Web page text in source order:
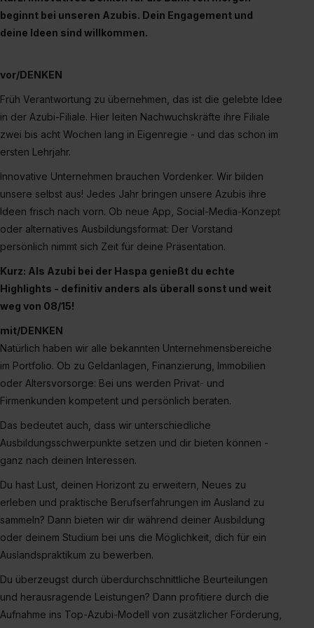
Eine Erlaubnis hierfür kannst du auch später noch im
Einzelfall bei dem jeweiligen Inhalt erteilen. Willst du nur
erlauben“. Die Einwilligung zur Platzierung von Cookies
der Kategorien „Präferenzen“, „Statistiken“ und „Social
Media und Marketing“ umfasst hierbei die Einwilligung
zur Übermittlung deiner Daten in die USA (Art. 49 Abs. 1
S. 1 lit. a) DS-GVO). Die USA verfügen über kein
II). Du kannst die von dir erteilte Einwilligung jederzeit mit
Wirkung für die Zukunft ganz oder teilweise über unsere
Datenschutzerklärung unter dem Punkt „Datenschutz-
Einstellungen“ widerrufen. Weitere Informationen zu den
einzelnen Cookies findest du durch Klick auf „Details
zeigen“. Weitere Informationen: Datenschutzerklärung
Impressum .
beginnt bei unseren Azubis. Dein Engagement und
deine Ideen sind willkommen.
vor/DENKEN
Früh Verantwortung zu übernehmen, das ist die gelebte Idee
in der Azubi-Filiale. Hier leiten Nachwuchskräfte ihre Filiale
zwei bis acht Wochen lang in Eigenregie - und das schon im
ersten Lehrjahr.
Innovative Unternehmen brauchen Vordenker. Wir bilden
unsere selbst aus! Jedes Jahr bringen unsere Azubis ihre
Ideen frisch nach vorn. Ob neue App, Social-Media-Konzept
oder alternatives Ausbildungsformat: Der Vorstand
persönlich nimmt sich Zeit für deine Präsentation.
Kurz: Als Azubi bei der Haspa genießt du echte
Highlights - definitiv anders als überall sonst und weit
weg von 08/15!
mit/DENKEN
Natürlich haben wir alle bekannten Unternehmensbereiche
im Portfolio. Ob zu Geldanlagen, Finanzierung, Immobilien
oder Altersvorsorge: Bei uns werden Privat- und
Firmenkunden kompetent und persönlich beraten.
Das bedeutet auch, dass wir unterschiedliche
Ausbildungsschwerpunkte setzen und dir bieten können -
ganz nach deinen Interessen.
Du hast Lust, deinen Horizont zu erweitern, Neues zu
erleben und praktische Berufserfahrungen im Ausland zu
sammeln? Dann bieten wir dir während deiner Ausbildung
oder deinem Studium bei uns die Möglichkeit, dich für ein
Auslandspraktikum zu bewerben.
Du überzeugst durch überdurchschnittliche Beurteilungen
und herausragende Leistungen? Dann profitiere durch die
Aufnahme ins Top-Azubi-Modell von zusätzlicher Förderung,